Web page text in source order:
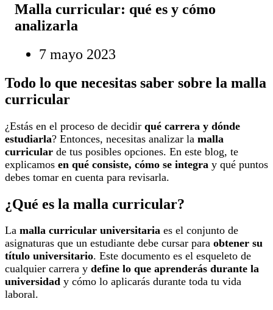
Malla curricular: qué es y cómo
analizarla
7 mayo 2023
Todo lo que necesitas saber sobre la malla
curricular
¿Estás en el proceso de decidir qué carrera y dónde
estudiarla? Entonces, necesitas analizar la malla
curricular de tus posibles opciones. En este blog, te
explicamos en qué consiste, cómo se integra y qué puntos
debes tomar en cuenta para revisarla.
¿Qué es la malla curricular?
La malla curricular universitaria es el conjunto de
asignaturas que un estudiante debe cursar para obtener su
título universitario. Este documento es el esqueleto de
cualquier carrera y define lo que aprenderás durante la
universidad y cómo lo aplicarás durante toda tu vida
laboral.